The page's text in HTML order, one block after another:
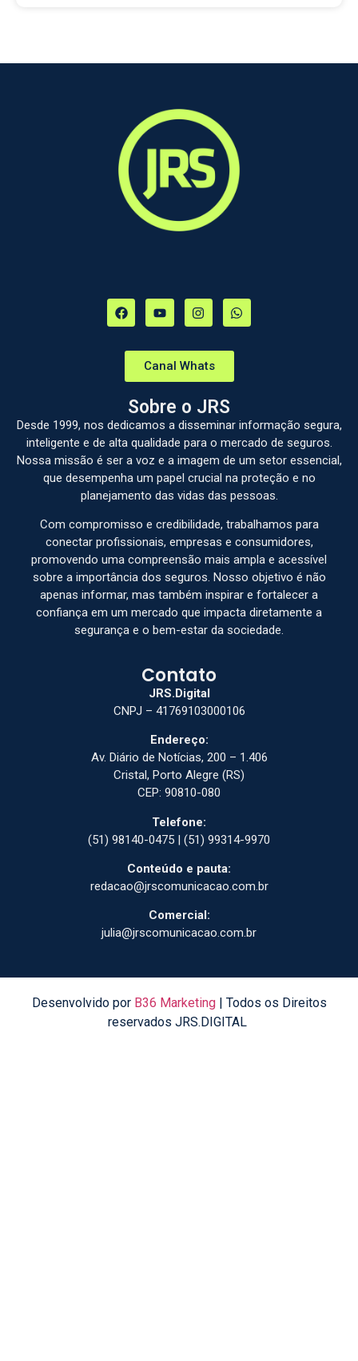
Canal Whats
Sobre o JRS
Desde 1999, nos dedicamos a disseminar informação segura,
inteligente e de alta qualidade para o mercado de seguros.
Nossa missão é ser a voz e a imagem de um setor essencial,
que desempenha um papel crucial na proteção e no
planejamento das vidas das pessoas.
Com compromisso e credibilidade, trabalhamos para
conectar profissionais, empresas e consumidores,
promovendo uma compreensão mais ampla e acessível
sobre a importância dos seguros. Nosso objetivo é não
apenas informar, mas também inspirar e fortalecer a
confiança em um mercado que impacta diretamente a
segurança e o bem-estar da sociedade.
Contato
JRS.Digital
CNPJ – 41769103000106
Endereço:
Av. Diário de Notícias, 200 – 1.406
Cristal, Porto Alegre (RS)
CEP: 90810-080
Telefone:
(51) 98140-0475 | (51) 99314-9970
Conteúdo e pauta:
redacao@jrscomunicacao.com.br
Comercial:
julia@jrscomunicacao.com.br
Desenvolvido por B36 Marketing| Todos os Direitos
reservados JRS.DIGITAL